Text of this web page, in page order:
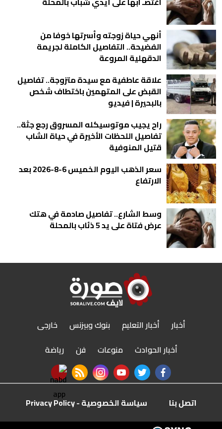
أنهي حياة زوجته وأسرتها خوفا من
الفضيحة.. التفاصيل الكاملة لجريمة
الدقهلية المروعة
علاقة عاطفية مع سيدة متزوجة.. تفاصيل
القبض على المتهمين باختطاف شخص
بالبحيرة | فيديو
راح يجيب موتوسيكله المسروق رجع جثة..
تفاصيل اللحظات الأخيرة في حياة الشاب
قتيل المنوفية
سعر الذهب اليوم الخميس 6-8-2026 بعد
الارتفاع
وسط الشارع.. تفاصيل صادمة في هتك
عرض فتاة على يد 5 ذئاب بالمحلة
أخبار أخبار التعليم بنوك وبيزنس
خارجى
أخبار الحوادث
منوعات فن
رياضة
facebook
twitter
youtube
instagram
rss feed
nabd app
اتصل بنا
سياسة الخصوصية - Privacy Policy